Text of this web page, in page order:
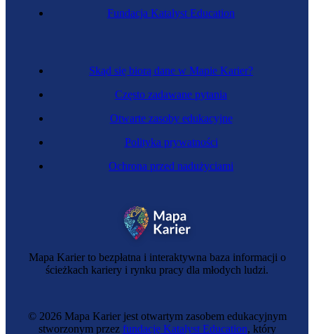
Menedżerka produktu
Specjalistka marketingu cyfrowego
Mapa Karier to bezpłatna i interaktywna baza informacji o
ścieżkach kariery i rynku pracy dla młodych ludzi.
Skąd się biorą dane w Mapie Karier?
Często zadawane pytania
Otwarte zasoby edukacyjne
Polityka prywatności
Ochrona przed nadużyciami
Fundacja Katalyst Education
© 2026 Mapa Karier jest otwartym zasobem edukacyjnym
stworzonym przez fundację Katalyst Education, który